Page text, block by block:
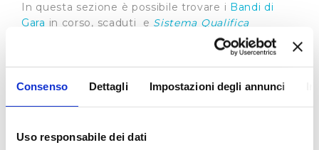
Consenso Dettagli Impostazioni degli annunci
Uso responsabile dei dati
In questa sezione è possibile trovare i Bandi di
Gara in corso, scaduti e Sistema Qualifica
2014-2015-2016-2017-2018-2019-2020-2021
(visualizza documentazione)